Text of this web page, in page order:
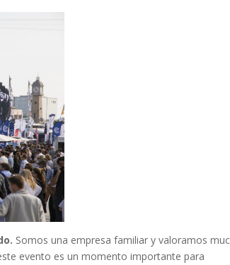
Somos una empresa familiar y valoramos
evento es un momento importante para